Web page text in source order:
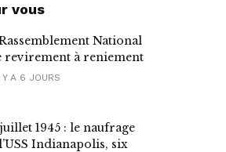
vous
National
revirement à reniement
A 6 JOURS
1945 : le naufrage
Indianapolis, six